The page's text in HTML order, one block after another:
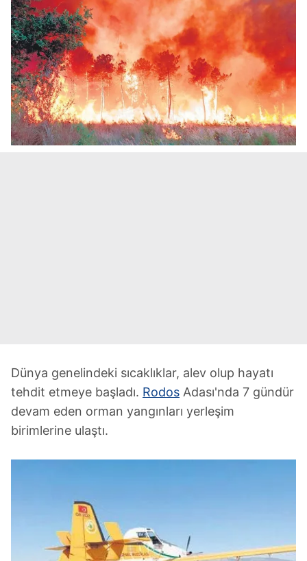
Dünya genelindeki sıcaklıklar, alev olup hayatı
tehdit etmeye başladı. Rodos Adası'nda 7 gündür
devam eden orman yangınları yerleşim
birimlerine ulaştı.